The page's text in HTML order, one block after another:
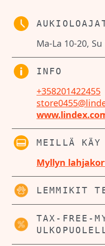
Ma-La 10-20, Su
INFO
+358201422455
MEILLÄ KÄY
Myllyn
LEMMIKIT
TAX-FREE-